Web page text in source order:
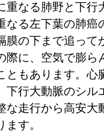
重なる肺野と下行
なる左下葉の肺癌
膜の下まで追って
際に、空気で膨ら
ともあります。心
下行大動脈のシル
な走行から高安大
す。